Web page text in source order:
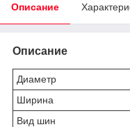
Описание
Описание
Диаметр
Ширина
Вид шин